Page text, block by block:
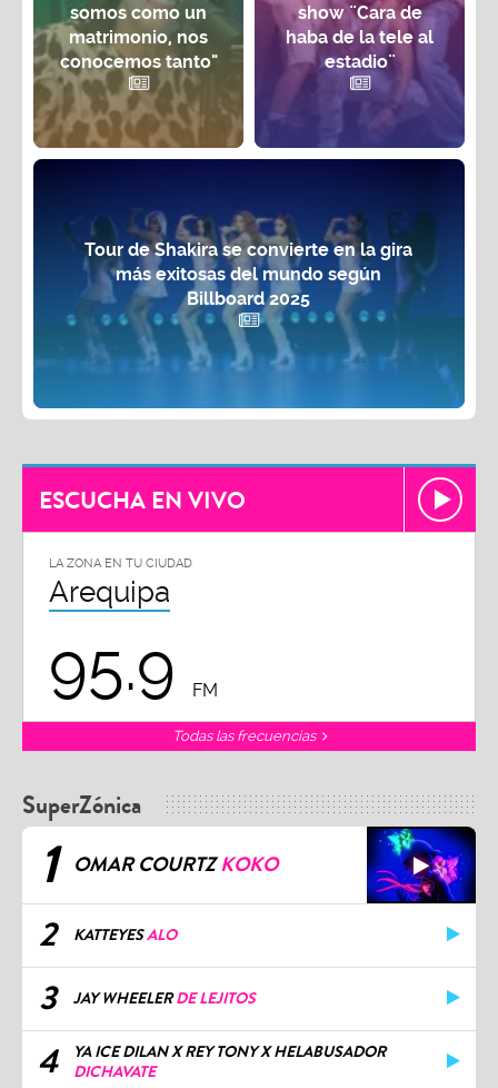
somos como un
matrimonio, nos
conocemos tanto"
show ¨Cara de
haba de la tele al
estadio¨
Tour de Shakira se convierte en la gira
más exitosas del mundo según
Billboard 2025
ESCUCHA EN VIVO
LA ZONA EN TU CIUDAD
Arequipa
95.9 FM
Todas las frecuencias
SuperZónica
1 OMAR COURTZKOKO
2 KATTEYESALO
3 JAY WHEELERDE LEJITOS
4
YA ICE DILAN X REY TONY X HELABUSADOR
DICHAVATE